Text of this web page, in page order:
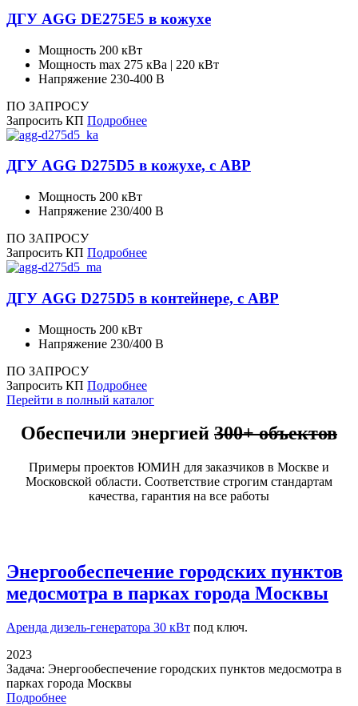
ДГУ AGG DE275E5 в кожухе
Мощность 200 кВт
Мощность max 275 кВа | 220 кВт
Напряжение 230-400 В
ПО ЗАПРОСУ
Запросить КП Подробнее
ДГУ AGG D275D5 в кожухе, с АВР
Мощность 200 кВт
Напряжение 230/400 В
ПО ЗАПРОСУ
Запросить КП Подробнее
ДГУ AGG D275D5 в контейнере, с АВР
Мощность 200 кВт
Напряжение 230/400 В
ПО ЗАПРОСУ
Запросить КП Подробнее
Перейти в полный каталог
Обеспечили энергией 300+ объектов
Примеры проектов ЮМИН для заказчиков в Москве и
Московской области. Соответствие строгим стандартам
качества, гарантия на все работы
Энергообеспечение городских пунктов
медосмотра в парках города Москвы
Аренда дизель-генератора 30 кВт под ключ.
2023
Задача: Энергообеспечение городских пунктов медосмотра в
парках города Москвы
Подробнее